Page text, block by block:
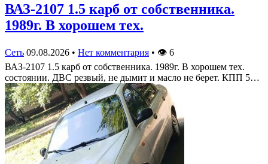
ВАЗ-2107 1.5 карб от собственника.
1989г. В хорошем тех.
Сеть 09.08.2026 • Нет комментария • 👁 6
ВАЗ-2107 1.5 карб от собственника. 1989г. В хорошем тех.
состоянии. ДВС резвый, не дымит и масло не берет. КПП 5…